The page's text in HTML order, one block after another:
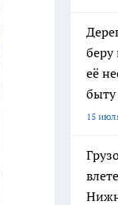
беру
её
быту
15